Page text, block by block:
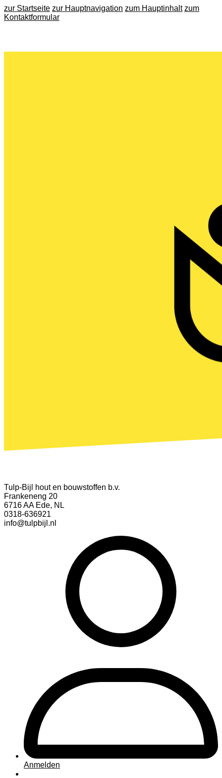
zur Startseite zur Hauptnavigation zum Hauptinhalt zum
Kontaktformular
Tulp-Bijl hout en bouwstoffen b.v.
Frankeneng 20
6716 AA Ede, NL
0318-636921
info@tulpbijl.nl
Anmelden